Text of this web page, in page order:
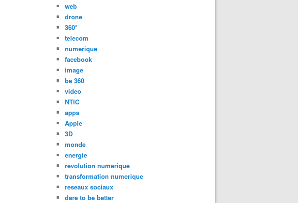
web
drone
360°
telecom
numerique
facebook
image
be 360
video
NTIC
apps
Apple
3D
monde
energie
revolution numerique
transformation numerique
reseaux sociaux
dare to be better